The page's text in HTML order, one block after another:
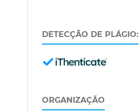
DETECÇÃO DE PLÁGIO:
ORGANIZAÇÃO